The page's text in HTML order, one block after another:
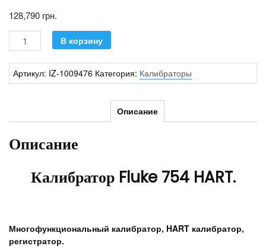
128,790 грн.
Количество В корзину
Артикул: IZ-1009476 Категория: Калибраторы
Описание
Описание
Калибратор Fluke 754 HART.
Многофункциональный калибратор, HART калибратор,
регистратор.